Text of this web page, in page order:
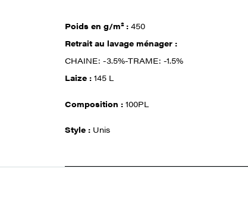
Poids en g/m² :450
Retrait au lavage ménager :
CHAINE: -3.5%-TRAME: -1.5%
Laize :145 L
Composition :100PL
Style : Unis